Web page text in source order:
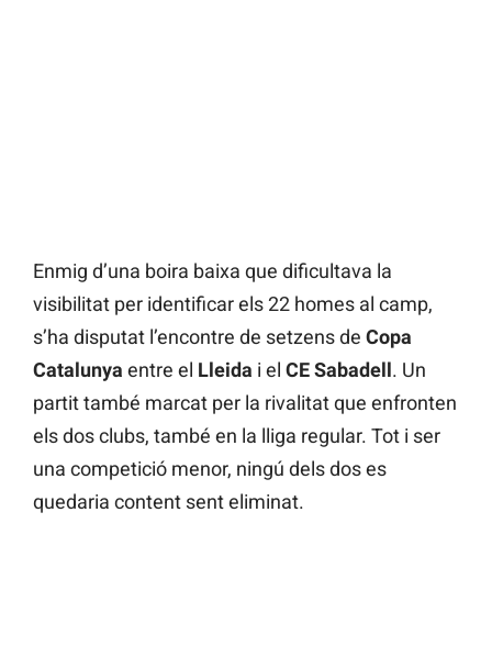
Enmig d’una boira baixa que dificultava la
visibilitat per identificar els 22 homes al camp,
s’ha disputat l’encontre de setzens de Copa
Catalunya entre el Lleida i el CE Sabadell. Un
partit també marcat per la rivalitat que enfronten
els dos clubs, també en la lliga regular. Tot i ser
una competició menor, ningú dels dos es
quedaria content sent eliminat.